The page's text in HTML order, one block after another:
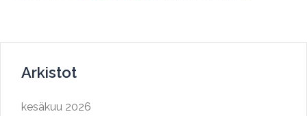
Arkistot
kesäkuu 2026